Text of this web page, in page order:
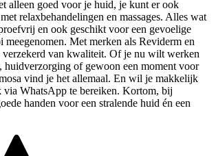
alleen goed voor je huid, je kunt er ook
relaxbehandelingen en massages. Alles wat
en ook geschikt voor een gevoelige
meegenomen. Met merken als Reviderm en
verzekerd van kwaliteit. Of je nu wilt werken
huidverzorging of gewoon een moment voor
vind je het allemaal. En wil je makkelijk
via WhatsApp te bereiken. Kortom, bij
handen voor een stralende huid én een